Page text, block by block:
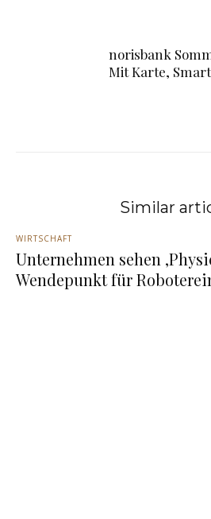
norisbank
Mit Karte,
Similar
WIRTSCHAFT
Unternehmen sehen
Wendepunkt für